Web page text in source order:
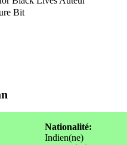
Bit
Nationalité:
Indien(ne)